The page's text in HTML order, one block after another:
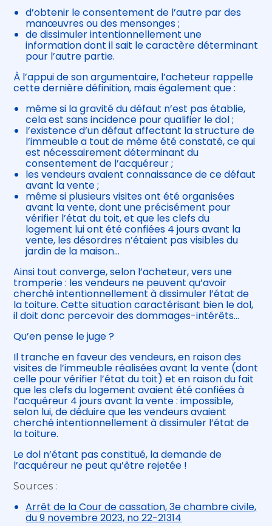
d’obtenir le consentement de l’autre par des
manœuvres ou des mensonges ;
de dissimuler intentionnellement une
information dont il sait le caractère déterminant
pour l’autre partie.
À l’appui de son argumentaire, l’acheteur rappelle
cette dernière définition, mais également que :
même si la gravité du défaut n’est pas établie,
cela est sans incidence pour qualifier le dol ;
l’existence d’un défaut affectant la structure de
l’immeuble a tout de même été constaté, ce qui
est nécessairement déterminant du
consentement de l’acquéreur ;
les vendeurs avaient connaissance de ce défaut
avant la vente ;
même si plusieurs visites ont été organisées
avant la vente, dont une précisément pour
vérifier l’état du toit, et que les clefs du
logement lui ont été confiées 4 jours avant la
vente, les désordres n’étaient pas visibles du
jardin de la maison…
Ainsi tout converge, selon l’acheteur, vers une
tromperie : les vendeurs ne peuvent qu’avoir
cherché intentionnellement à dissimuler l’état de
la toiture. Cette situation caractérisant bien le dol,
il doit donc percevoir des dommages-intérêts…
Qu’en pense le juge ?
Il tranche en faveur des vendeurs, en raison des
visites de l’immeuble réalisées avant la vente (dont
celle pour vérifier l’état du toit) et en raison du fait
que les clefs du logement avaient été confiées à
l’acquéreur 4 jours avant la vente : impossible,
selon lui, de déduire que les vendeurs avaient
cherché intentionnellement à dissimuler l’état de
la toiture.
Le dol n’étant pas constitué, la demande de
l’acquéreur ne peut qu’être rejetée !
Sources :
Arrêt de la Cour de cassation, 3e chambre civile,
du 9 novembre 2023, no 22-21314